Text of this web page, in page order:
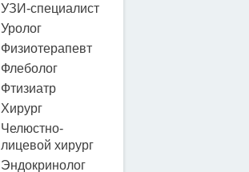
УЗИ-специалист
Уролог
Физиотерапевт
Флеболог
Фтизиатр
Хирург
Челюстно-
лицевой хирург
Эндокринолог